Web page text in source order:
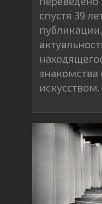
спустя 39
искусством.